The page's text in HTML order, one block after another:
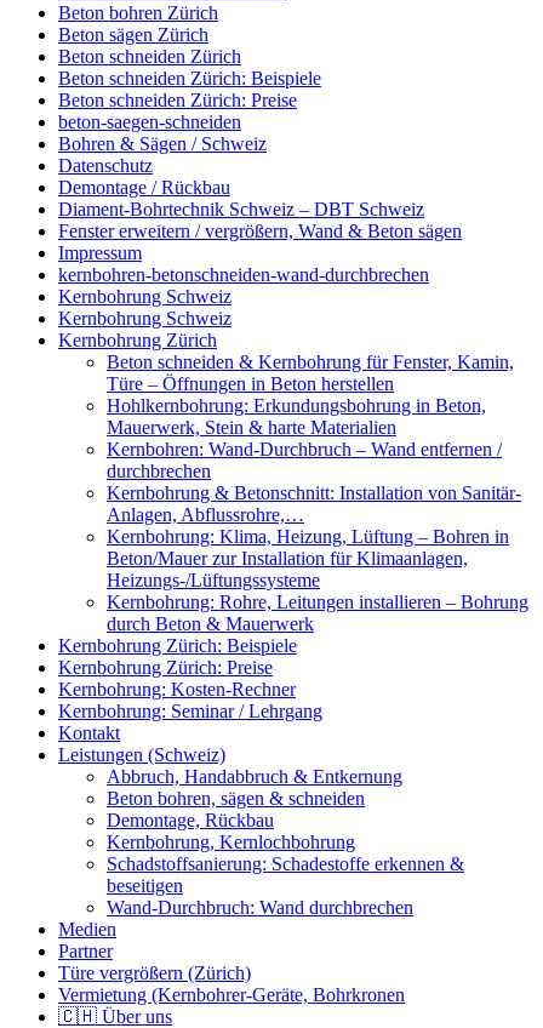
Beton bohren Zürich
Beton sägen Zürich
Beton schneiden Zürich
Beton schneiden Zürich: Beispiele
Beton schneiden Zürich: Preise
beton-saegen-schneiden
Bohren & Sägen / Schweiz
Datenschutz
Demontage / Rückbau
Diament-Bohrtechnik Schweiz – DBT Schweiz
Fenster erweitern / vergrößern, Wand & Beton sägen
Impressum
kernbohren-betonschneiden-wand-durchbrechen
Kernbohrung Schweiz
Kernbohrung Schweiz
Kernbohrung Zürich
Beton schneiden & Kernbohrung für Fenster, Kamin,
Türe – Öffnungen in Beton herstellen
Hohlkernbohrung: Erkundungsbohrung in Beton,
Mauerwerk, Stein & harte Materialien
Kernbohren: Wand-Durchbruch – Wand entfernen /
durchbrechen
Kernbohrung & Betonschnitt: Installation von Sanitär-
Anlagen, Abflussrohre,…
Kernbohrung: Klima, Heizung, Lüftung – Bohren in
Beton/Mauer zur Installation für Klimaanlagen,
Heizungs-/Lüftungssysteme
Kernbohrung: Rohre, Leitungen installieren – Bohrung
durch Beton & Mauerwerk
Kernbohrung Zürich: Beispiele
Kernbohrung Zürich: Preise
Kernbohrung: Kosten-Rechner
Kernbohrung: Seminar / Lehrgang
Kontakt
Leistungen (Schweiz)
Abbruch, Handabbruch & Entkernung
Beton bohren, sägen & schneiden
Demontage, Rückbau
Kernbohrung, Kernlochbohrung
Schadstoffsanierung: Schadestoffe erkennen &
beseitigen
Wand-Durchbruch: Wand durchbrechen
Medien
Partner
Türe vergrößern (Zürich)
Vermietung (Kernbohrer-Geräte, Bohrkronen
🇨🇭 Über uns